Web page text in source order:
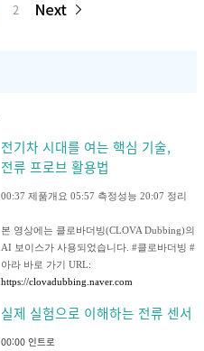
2
전기차 시대를 여는 핵심 기술,
전류 프로브 활용법
00:37 제품개요 05:57 측정성능 20:07 정리
본 영상에는 클로바더빙(CLOVA Dubbing)의
AI 보이스가 사용되었습니다. #클로바더빙 #
아라 바로 가기 URL:
https://clovadubbing.naver.com
실제 실험으로 이해하는 전류 센서
00:00 인트로